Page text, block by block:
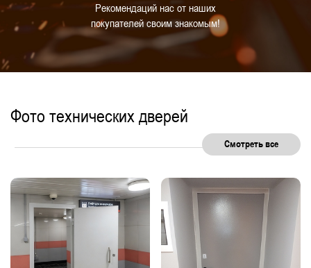
Рекомендаций нас от наших
покупателей своим знакомым!
Фото технических дверей
Смотреть все